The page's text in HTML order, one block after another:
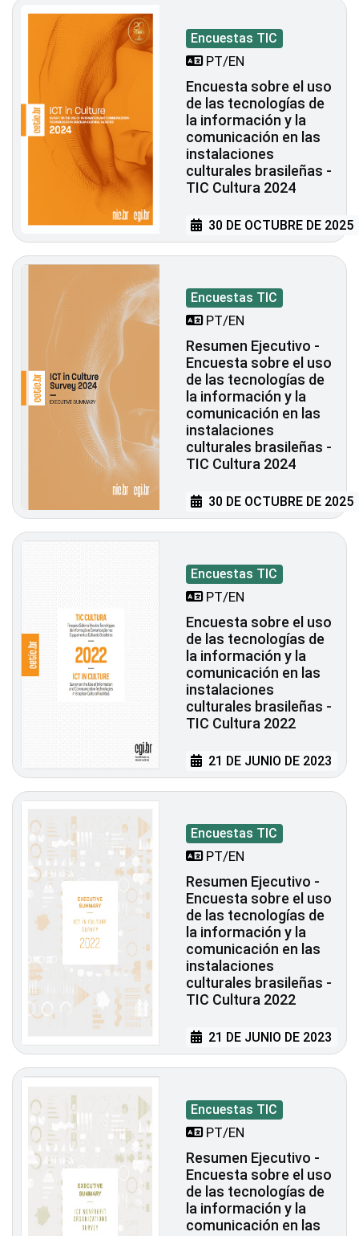
Encuestas TIC
PT/EN
Encuesta sobre el uso
de las tecnologías de
la información y la
comunicación en las
instalaciones
culturales brasileñas -
TIC Cultura 2024
30 DE OCTUBRE DE 2025
Encuestas TIC
PT/EN
Resumen Ejecutivo -
Encuesta sobre el uso
de las tecnologías de
la información y la
comunicación en las
instalaciones
culturales brasileñas -
TIC Cultura 2024
30 DE OCTUBRE DE 2025
Encuestas TIC
PT/EN
Encuesta sobre el uso
de las tecnologías de
la información y la
comunicación en las
instalaciones
culturales brasileñas -
TIC Cultura 2022
21 DE JUNIO DE 2023
Encuestas TIC
PT/EN
Resumen Ejecutivo -
Encuesta sobre el uso
de las tecnologías de
la información y la
comunicación en las
instalaciones
culturales brasileñas -
TIC Cultura 2022
21 DE JUNIO DE 2023
Encuestas TIC
PT/EN
Resumen Ejecutivo -
Encuesta sobre el uso
de las tecnologías de
la información y la
comunicación en las